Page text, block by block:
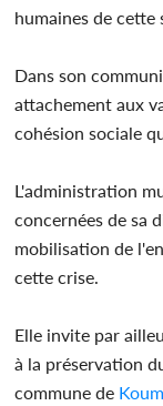
humaines de cette
Dans son
attachement aux
cohésion sociale
L'administration
concernées de sa
mobilisation de
cette crise.
Elle invite par
à la préservation
commune de